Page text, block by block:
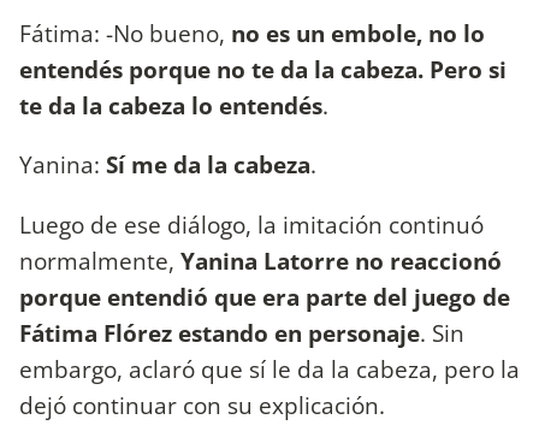
Fátima: -No bueno, no es un embole, no lo
entendés porque no te da la cabeza. Pero si
te da la cabeza lo entendés.
Yanina: Sí me da la cabeza.
Luego de ese diálogo, la imitación continuó
normalmente, Yanina Latorre no reaccionó
porque entendió que era parte del juego de
Fátima Flórez estando en personaje. Sin
embargo, aclaró que sí le da la cabeza, pero la
dejó continuar con su explicación.